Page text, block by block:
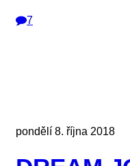
7
pondělí 8. října 2018